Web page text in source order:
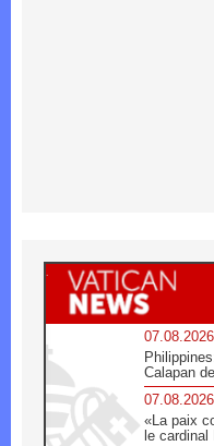
07.08.2026
Calapan
07.08.2026
«La paix
le cardinal